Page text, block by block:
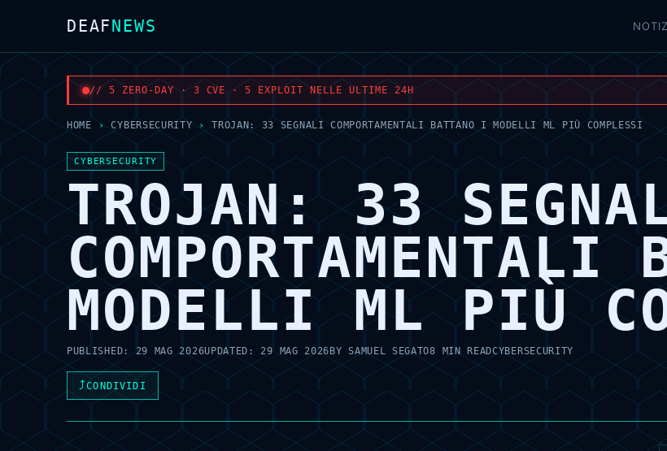
DEAFNEWS
// 5 ZERO-DAY · 3 CVE · 5 EXPLOIT NELLE ULTIME 24H
HOME › CYBERSECURITY › TROJAN: 33 SEGNALI COMPORTAMENTALI BATTANO I MODELLI ML PIÙ COMPLESSI
CYBERSECURITY
TROJAN: 33
COMPORTAMENTALI
MODELLI ML PIÙ
PUBLISHED:29 MAG 2026UPDATED: 29 MAG 2026 BY SAMUEL SEGATO8 MIN READCYBERSECURITY
⤴CONDIVIDI